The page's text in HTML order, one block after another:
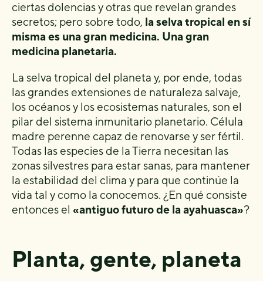
ciertas dolencias y otras que revelan grandes
secretos; pero sobre todo, la selva tropical en sí
misma es una gran medicina. Una gran
medicina planetaria.
La selva tropical del planeta y, por ende, todas
las grandes extensiones de naturaleza salvaje,
los océanos y los ecosistemas naturales, son el
pilar del sistema inmunitario planetario. Célula
madre perenne capaz de renovarse y ser fértil.
Todas las especies de la Tierra necesitan las
zonas silvestres para estar sanas, para mantener
la estabilidad del clima y para que continúe la
vida tal y como la conocemos. ¿En qué consiste
entonces el «antiguo futuro de la ayahuasca»?
Planta, gente, planeta